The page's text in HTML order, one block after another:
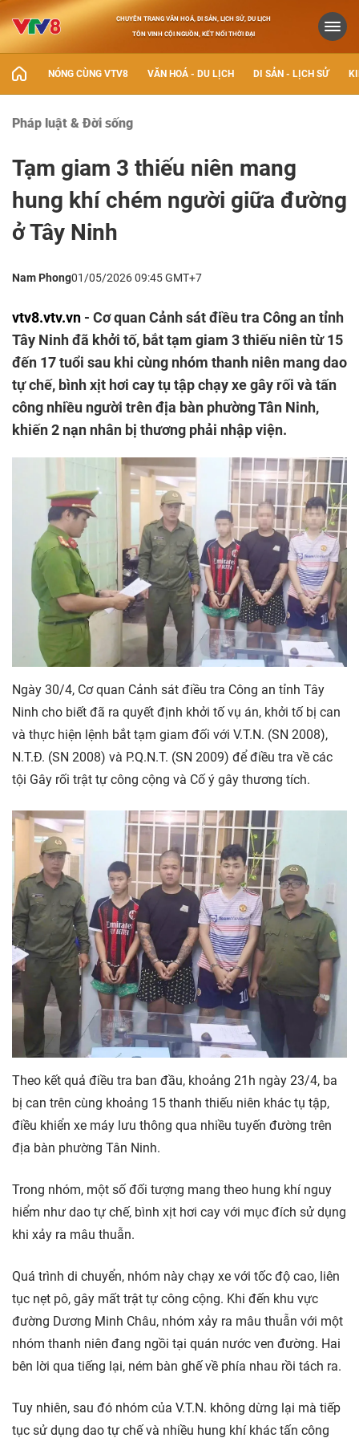
CHUYÊN TRANG VĂN HOÁ, DI SẢN, LỊCH SỬ, DU LỊCH
TÔN VINH CỘI NGUỒN, KẾT NỐI THỜI ĐẠI
NÓNG CÙNG VTV8 VĂN HOÁ - DU LỊCH DI SẢN - LỊCH SỬ
Pháp luật & Đời sống
Tạm giam 3 thiếu niên mang
hung khí chém người giữa đường
ở Tây Ninh
Nam Phong01/05/2026 09:45 GMT+7
vtv8.vtv.vn - Cơ quan Cảnh sát điều tra Công an tỉnh
Tây Ninh đã khởi tố, bắt tạm giam 3 thiếu niên từ 15
đến 17 tuổi sau khi cùng nhóm thanh niên mang dao
tự chế, bình xịt hơi cay tụ tập chạy xe gây rối và tấn
công nhiều người trên địa bàn phường Tân Ninh,
khiến 2 nạn nhân bị thương phải nhập viện.
Ngày 30/4, Cơ quan Cảnh sát điều tra Công an tỉnh Tây
Ninh cho biết đã ra quyết định khởi tố vụ án, khởi tố bị can
và thực hiện lệnh bắt tạm giam đối với V.T.N. (SN 2008),
N.T.Đ. (SN 2008) và P.Q.N.T. (SN 2009) để điều tra về các
tội Gây rối trật tự công cộng và Cố ý gây thương tích.
Theo kết quả điều tra ban đầu, khoảng 21h ngày 23/4, ba
bị can trên cùng khoảng 15 thanh thiếu niên khác tụ tập,
điều khiển xe máy lưu thông qua nhiều tuyến đường trên
địa bàn phường Tân Ninh.
Trong nhóm, một số đối tượng mang theo hung khí nguy
hiểm như dao tự chế, bình xịt hơi cay với mục đích sử dụng
khi xảy ra mâu thuẫn.
Quá trình di chuyển, nhóm này chạy xe với tốc độ cao, liên
tục nẹt pô, gây mất trật tự công cộng. Khi đến khu vực
đường Dương Minh Châu, nhóm xảy ra mâu thuẫn với một
nhóm thanh niên đang ngồi tại quán nước ven đường. Hai
bên lời qua tiếng lại, ném bàn ghế về phía nhau rồi tách ra.
Tuy nhiên, sau đó nhóm của V.T.N. không dừng lại mà tiếp
tục sử dụng dao tự chế và nhiều hung khí khác tấn công